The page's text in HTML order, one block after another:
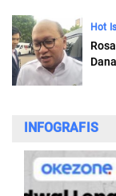
Hot
INFOGRAFIS